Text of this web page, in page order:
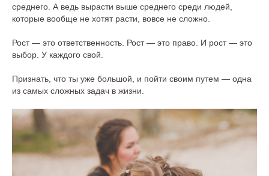
среднего. А ведь вырасти выше среднего среди людей,
которые вообще не хотят расти, вовсе не сложно.
Рост — это ответственность. Рост — это право. И рост — это
выбор. У каждого свой.
Признать, что ты уже большой, и пойти своим путем — одна
из самых сложных задач в жизни.